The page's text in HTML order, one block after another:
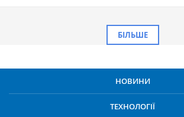
БІЛЬШЕ
НОВИНИ
ТЕХНОЛОГІЇ